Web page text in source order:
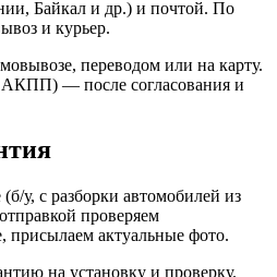
Байкал и др.) и почтой. По
и курьер.
переводом или на карту.
— после согласования и
у, с разборки автомобилей из
проверяем
присылаем актуальные фото.
на установку и проверку.